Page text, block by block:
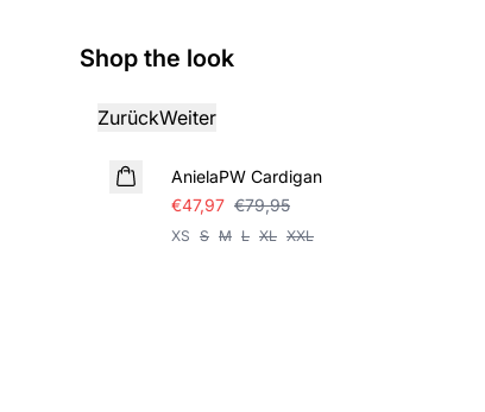
Shop the look
ZurückWeiter
SALE
AnielaPW Cardigan
€47,97 €79,95
XS S M L XL XXL